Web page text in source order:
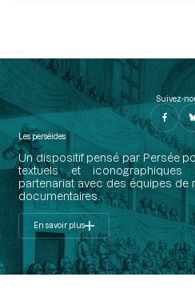
Suivez-
Les perséides
Un dispositif pensé par Persée
textuels et iconographiques
partenariat avec des équipes de
documentaires.
En savoir plus